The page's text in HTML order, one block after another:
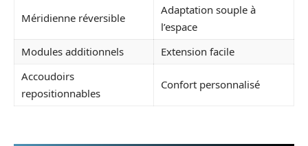
Méridienne réversible
Adaptation souple à
l’espace
Modules additionnels
Extension facile
Accoudoirs
repositionnables
Confort personnalisé